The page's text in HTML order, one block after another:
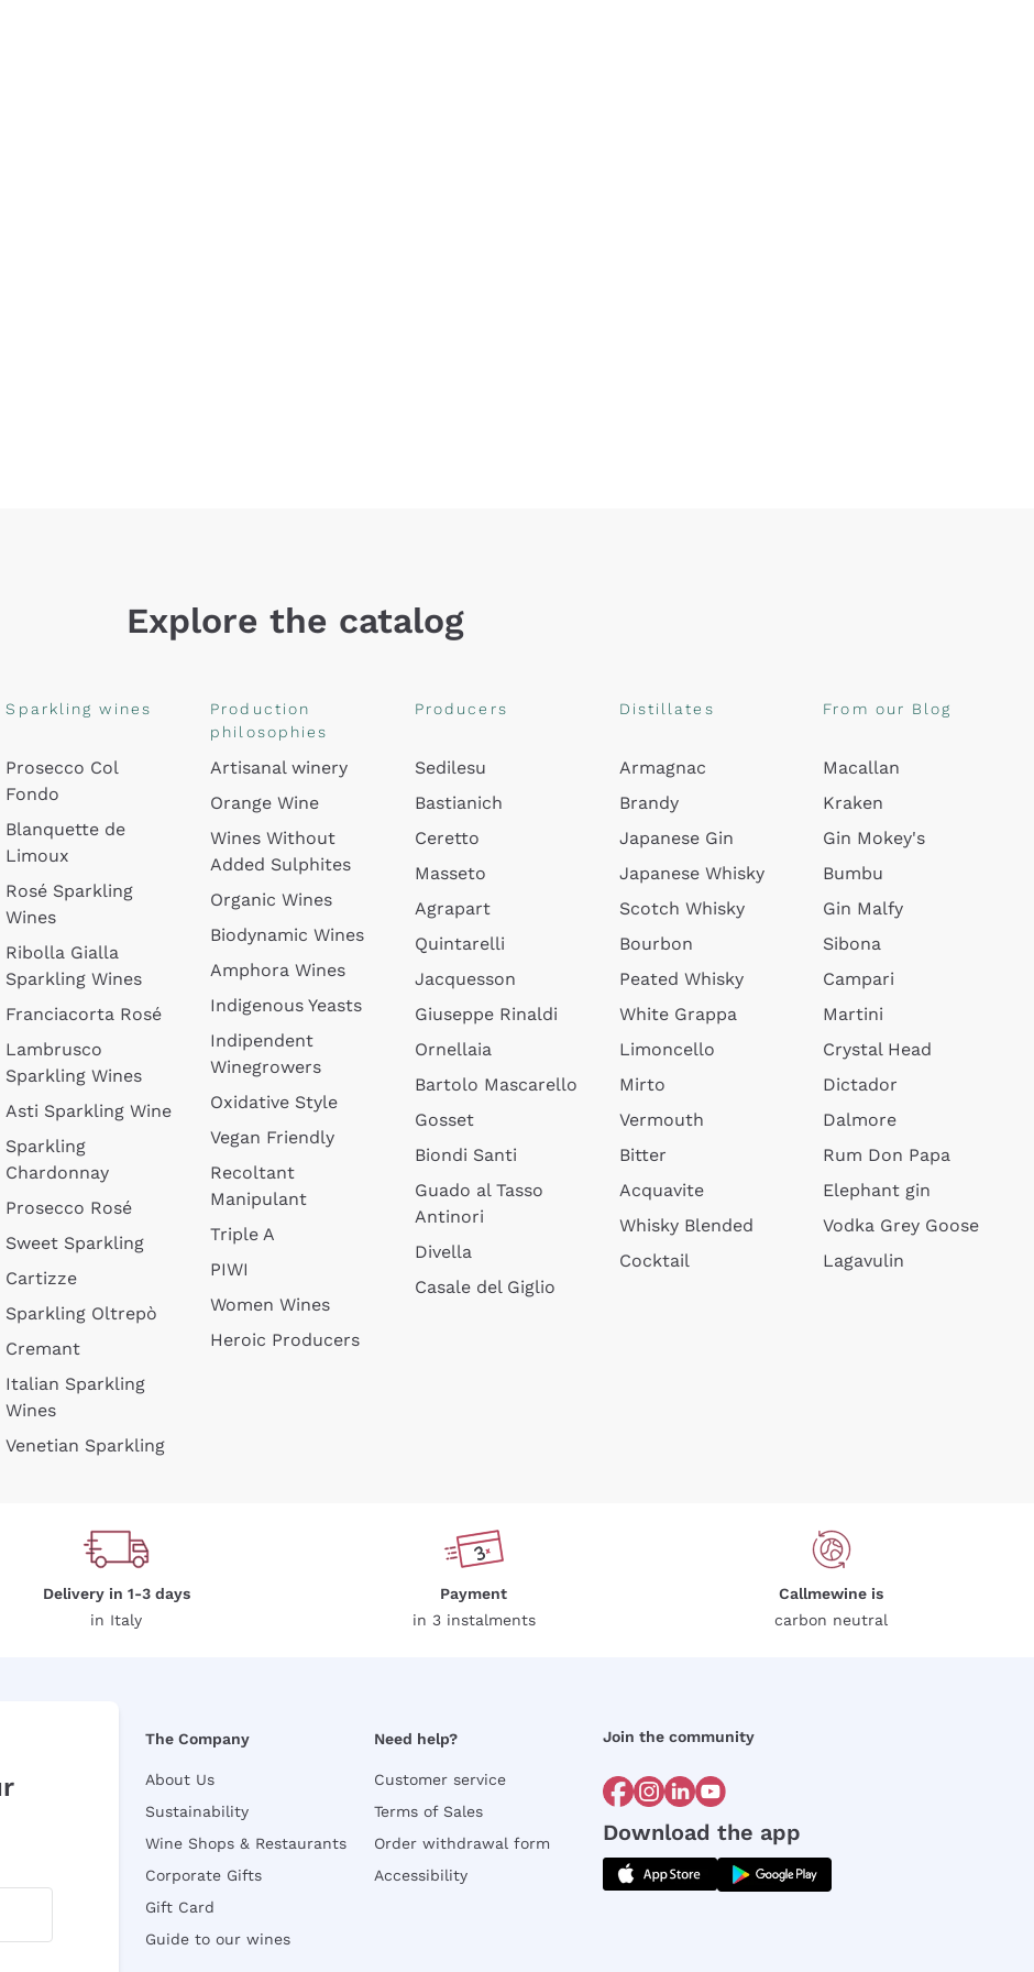
Explore the catalog
Sparkling wines
Prosecco Col
Fondo
Blanquette de
Limoux
Rosé Sparkling
Wines
Ribolla Gialla
Sparkling Wines
Franciacorta Rosé
Lambrusco
Sparkling Wines
Asti Sparkling Wine
Sparkling
Chardonnay
Prosecco Rosé
Sweet Sparkling
Cartizze
Sparkling Oltrepò
Cremant
Italian Sparkling
Wines
Venetian Sparkling
Production
philosophies
Artisanal winery
Orange Wine
Wines Without
Added Sulphites
Organic Wines
Biodynamic Wines
Amphora Wines
Indigenous Yeasts
Indipendent
Winegrowers
Oxidative Style
Vegan Friendly
Recoltant
Manipulant
Triple A
PIWI
Women Wines
Heroic Producers
Producers
Sedilesu
Bastianich
Ceretto
Masseto
Agrapart
Quintarelli
Jacquesson
Giuseppe Rinaldi
Ornellaia
Bartolo Mascarello
Gosset
Biondi Santi
Guado al Tasso
Antinori
Divella
Casale del Giglio
Distillates
Armagnac
Brandy
Japanese Gin
Japanese Whisky
Scotch Whisky
Bourbon
Peated Whisky
White Grappa
Limoncello
Mirto
Vermouth
Bitter
Acquavite
Whisky Blended
Cocktail
From our Blog
Macallan
Kraken
Gin Mokey's
Bumbu
Gin Malfy
Sibona
Campari
Martini
Crystal Head
Dictador
Dalmore
Rum Don Papa
Elephant gin
Vodka Grey Goose
Lagavulin
Delivery in 1-3 days
in Italy
Payment
in 3 instalments
Callmewine is
carbon neutral
The Company
About Us
Sustainability
Wine Shops & Restaurants
Corporate Gifts
Gift Card
Guide to our wines
Need help?
Customer service
Terms of Sales
Order withdrawal form
Accessibility
Join the community
Download the app